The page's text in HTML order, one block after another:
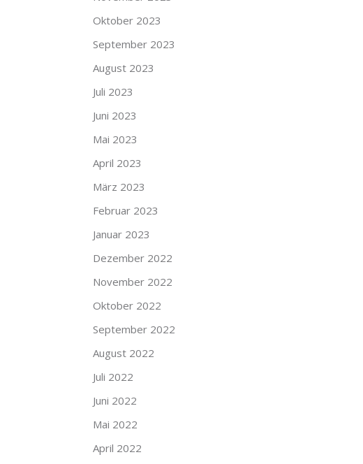
Oktober 2023
September 2023
August 2023
Juli 2023
Juni 2023
Mai 2023
April 2023
März 2023
Februar 2023
Januar 2023
Dezember 2022
November 2022
Oktober 2022
September 2022
August 2022
Juli 2022
Juni 2022
Mai 2022
April 2022